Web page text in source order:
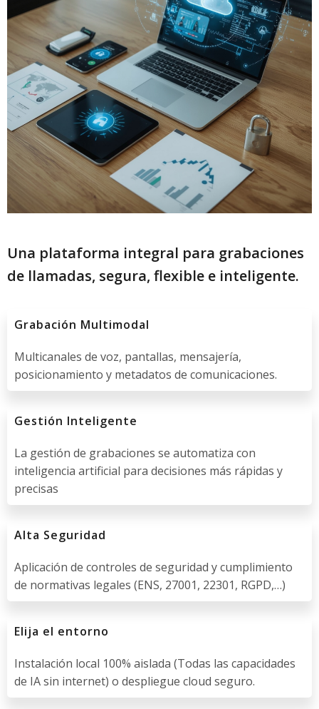
Una plataforma integral para grabaciones
de llamadas, segura, flexible e inteligente.
Grabación Multimodal
Multicanales de voz, pantallas, mensajería,
posicionamiento y metadatos de comunicaciones.
Gestión Inteligente
La gestión de grabaciones se automatiza con
inteligencia artificial para decisiones más rápidas y
precisas
Alta Seguridad
Aplicación de controles de seguridad y cumplimiento
de normativas legales (ENS, 27001, 22301, RGPD,…)
Elija el entorno
Instalación local 100% aislada (Todas las capacidades
de IA sin internet) o despliegue cloud seguro.